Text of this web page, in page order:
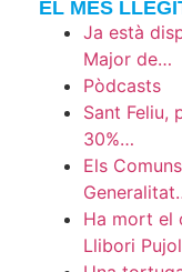
EL MÉS
Ja està
Major de…
Pòdcasts
Sant Feliu,
30%…
Els
Ha mort el
Llibori Pujol